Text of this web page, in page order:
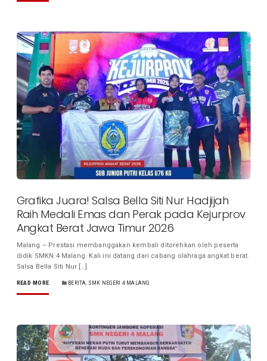
Grafika Juara! Salsa Bella Siti Nur Hadjijah
Raih Medali Emas dan Perak pada Kejurprov
Angkat Berat Jawa Timur 2026
Malang – Prestasi membanggakan kembali ditorehkan oleh peserta
didik SMKN 4 Malang. Kali ini datang dari cabang olahraga angkat berat.
Salsa Bella Siti Nur […]
READ MORE BERITA, SMK NEGERI 4 MALANG